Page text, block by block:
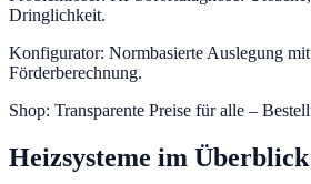
Dringlichkeit.
Konfigurator: Normbasierte Auslegung
Förderberechnung.
Shop: Transparente Preise für alle –
Heizsysteme im Überblick